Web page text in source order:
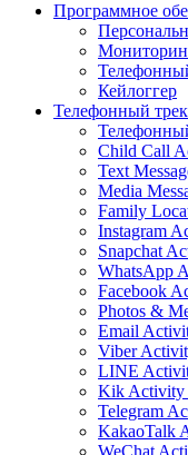
Программное
Кейлоггер
Телефонный
Child Call
Text
Media
Family
Instagram
Snapchat
WhatsApp
Facebook
Photos &
Email
Viber
LINE
Kik Activity
Telegram
KakaoTalk
WeChat